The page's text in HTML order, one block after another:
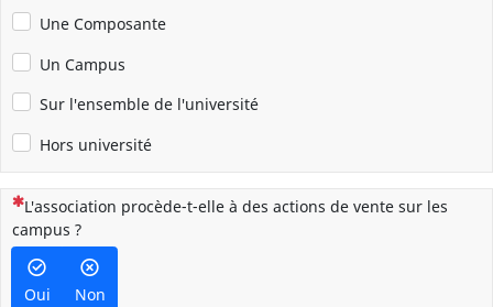
Une Composante
Un Campus
Sur l'ensemble de l'université
Hors université
(Cette question est obligatoire)
L'association procède-t-elle à des actions de vente sur les
campus ?
Oui Non